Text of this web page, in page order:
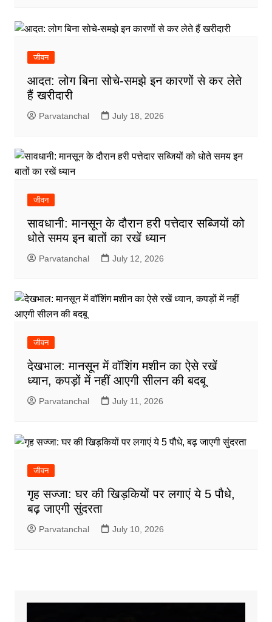
जीवन
आदत: लोग बिना सोचे-समझे इन कारणों से कर लेते
हैं खरीदारी
Parvatanchal July 18, 2026
जीवन
सावधानी: मानसून के दौरान हरी पत्तेदार सब्जियों को
धोते समय इन बातों का रखें ध्यान
Parvatanchal July 12, 2026
जीवन
देखभाल: मानसून में वॉशिंग मशीन का ऐसे रखें
ध्यान, कपड़ों में नहीं आएगी सीलन की बदबू
Parvatanchal July 11, 2026
जीवन
गृह सज्जा: घर की खिड़कियों पर लगाएं ये 5 पौधे,
बढ़ जाएगी सुंदरता
Parvatanchal July 10, 2026